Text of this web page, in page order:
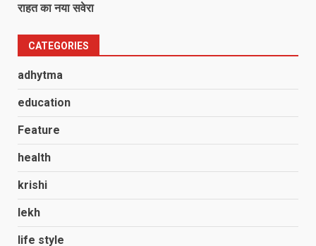
राहत का नया सवेरा
CATEGORIES
adhytma
education
Feature
health
krishi
lekh
life style